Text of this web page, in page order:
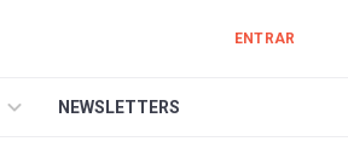
ENTRAR
NEWSLETTERS